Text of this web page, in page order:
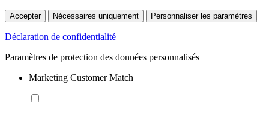
Accepter Nécessaires uniquement Personnaliser les paramètres
Déclaration de confidentialité
Paramètres de protection des données personnalisés
Marketing Customer Match